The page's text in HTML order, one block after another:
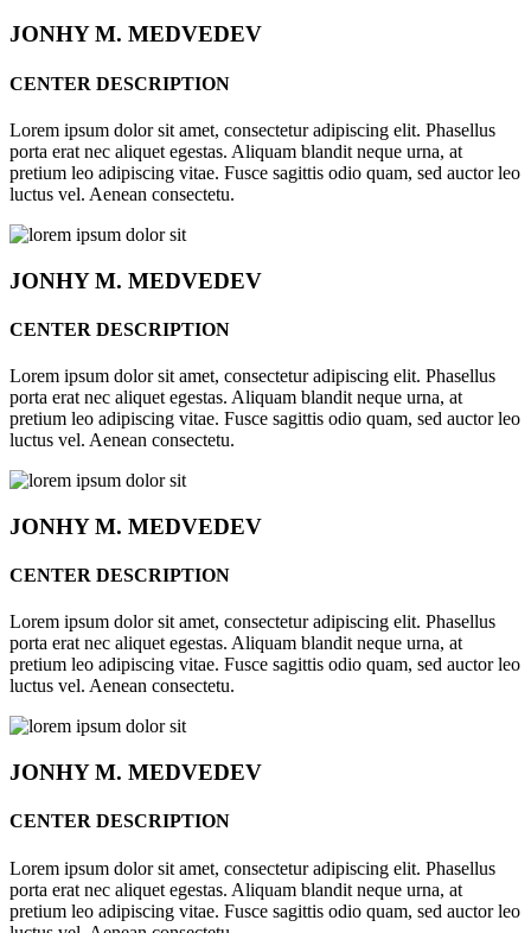
JONHYM. MEDVEDEV
CENTER DESCRIPTION
Lorem ipsum dolor sit amet, consectetur adipiscing elit. Phasellus
porta erat nec aliquet egestas. Aliquam blandit neque urna, at
pretium leo adipiscing vitae. Fusce sagittis odio quam, sed auctor leo
luctus vel. Aenean consectetu.
JONHYM. MEDVEDEV
CENTER DESCRIPTION
Lorem ipsum dolor sit amet, consectetur adipiscing elit. Phasellus
porta erat nec aliquet egestas. Aliquam blandit neque urna, at
pretium leo adipiscing vitae. Fusce sagittis odio quam, sed auctor leo
luctus vel. Aenean consectetu.
JONHYM. MEDVEDEV
CENTER DESCRIPTION
Lorem ipsum dolor sit amet, consectetur adipiscing elit. Phasellus
porta erat nec aliquet egestas. Aliquam blandit neque urna, at
pretium leo adipiscing vitae. Fusce sagittis odio quam, sed auctor leo
luctus vel. Aenean consectetu.
JONHYM. MEDVEDEV
CENTER DESCRIPTION
Lorem ipsum dolor sit amet, consectetur adipiscing elit. Phasellus
porta erat nec aliquet egestas. Aliquam blandit neque urna, at
pretium leo adipiscing vitae. Fusce sagittis odio quam, sed auctor leo